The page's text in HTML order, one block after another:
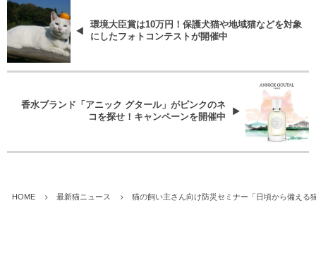
環境大臣賞は10万円！保護犬猫や地域猫などを対象
にしたフォトコンテストが開催中
香水ブランド「アニック グタール」がピンクのネ
コを探せ！キャンペーンを開催中
HOME 最新猫ニュース 猫の飼い主さん向け防災セミナー「日頃から備える